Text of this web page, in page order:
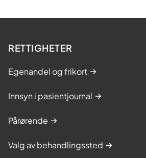
RETTIGHETER
Egenandel og frikort
Innsyn i pasientjournal
Pårørende
Valg av behandlingssted